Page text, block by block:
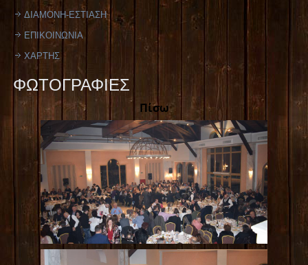
ΔΙΑΜΟΝΗ-ΕΣΤΙΑΣΗ
ΕΠΙΚΟΙΝΩΝΙΑ
ΧΑΡΤΗΣ
ΦΩΤΟΓΡΑΦΙΕΣ
Πίσω